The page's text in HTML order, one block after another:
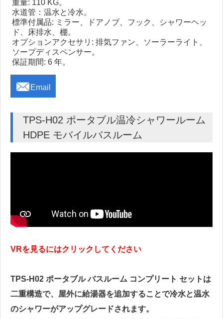
重量: 110 KG。
水道管：温水と冷水。
標準付属品: ミラー、ドアノブ、フック、シャワーヘッ
ド、床排水、棚。
オプションアクセサリ: 排気ファン、ソーラーライト、
ソープディスペンサー。
保証期間: 6 年。
 Email
TPS-H02 ポータブル温冷シャワールーム
HDPE モバイルバスルーム
VRを見るにはクリックしてください
TPS-H02 ポータブル バスルーム コンプリート セットは
二重構造で、屋外に給湯器を追加することで冷水と温水
のシャワーがアップグレードされます。